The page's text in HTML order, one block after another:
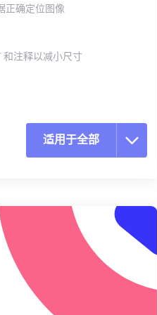
正确定位图像
和注释以减小尺寸
适用于全部
从预设应用
另存为预设